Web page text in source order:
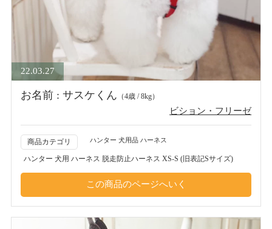
22.03.27
お名前 : サスケくん （4歳 / 8kg）
ビション・フリーゼ
商品カテゴリ ハンター 犬用品 ハーネス
ハンター 犬用 ハーネス 脱走防止ハーネス XS-S (旧表記Sサイズ)